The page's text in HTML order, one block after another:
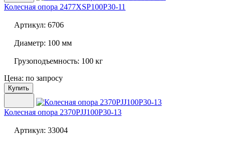
Колесная опора 2477XSP100P30-11
Артикул: 6706
Диаметр: 100 мм
Грузоподъемность: 100 кг
Цена: по запросу
Купить
Колесная опора 2370PJJ100P30-13
Артикул: 33004